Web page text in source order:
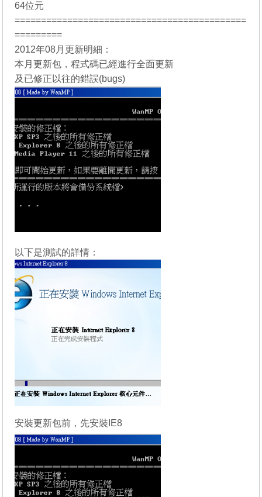
64位元
============================================
=========
2012年08月更新明細：
本月更新包，程式碼已經進行全面更新
及已修正以往的錯誤(bugs)
以下是測試的詳情：
安裝更新包前，先安裝IE8